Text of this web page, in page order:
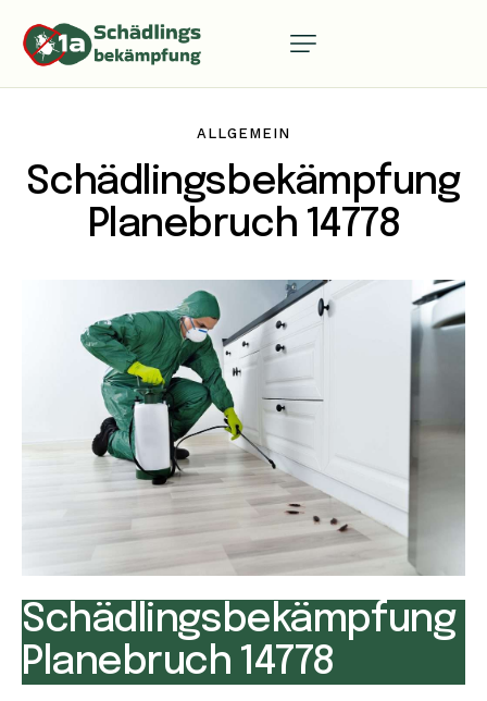
ALLGEMEIN
Schädlingsbekämpfung
Planebruch 14778
Schädlingsbekämpfung
Planebruch 14778